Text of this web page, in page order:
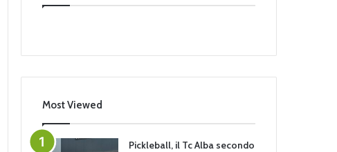
Most Viewed
Pickleball, il Tc Alba secondo